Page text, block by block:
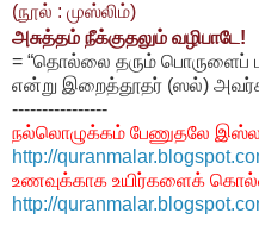
(நூல் : முஸ்லிம்)
அசுத்தம் நீக்குதலும் வழிபாடே!
= “தொல்லை தரும் பொருளைப்
என்று இறைத்தூதர் (ஸல்)
----------------
நல்லொழுக்கம் பேணுதலே
http://
உணவுக்காக உயிர்களைக்
http://